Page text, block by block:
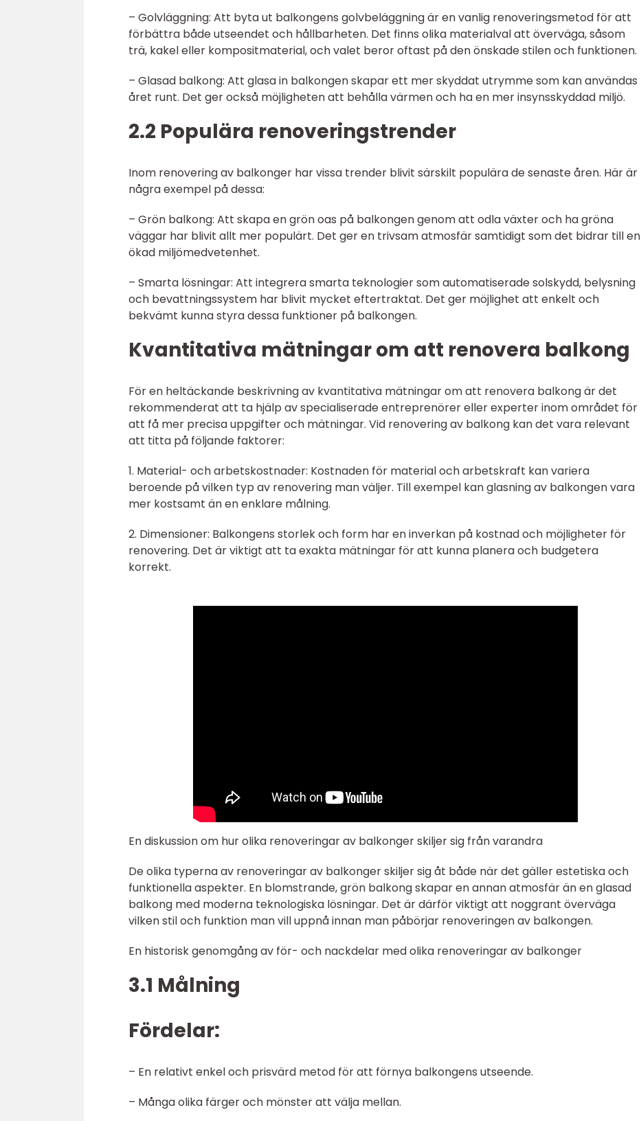
– Golvläggning: Att byta ut balkongens golvbeläggning är en vanlig renoveringsmetod för att
förbättra både utseendet och hållbarheten. Det finns olika materialval att överväga, såsom
trä, kakel eller kompositmaterial, och valet beror oftast på den önskade stilen och funktionen.
– Glasad balkong: Att glasa in balkongen skapar ett mer skyddat utrymme som kan användas
året runt. Det ger också möjligheten att behålla värmen och ha en mer insynsskyddad miljö.
2.2 Populära renoveringstrender
Inom renovering av balkonger har vissa trender blivit särskilt populära de senaste åren. Här är
några exempel på dessa:
– Grön balkong: Att skapa en grön oas på balkongen genom att odla växter och ha gröna
väggar har blivit allt mer populärt. Det ger en trivsam atmosfär samtidigt som det bidrar till en
ökad miljömedvetenhet.
– Smarta lösningar: Att integrera smarta teknologier som automatiserade solskydd, belysning
och bevattningssystem har blivit mycket eftertraktat. Det ger möjlighet att enkelt och
bekvämt kunna styra dessa funktioner på balkongen.
Kvantitativa mätningar om att renovera balkong
För en heltäckande beskrivning av kvantitativa mätningar om att renovera balkong är det
rekommenderat att ta hjälp av specialiserade entreprenörer eller experter inom området för
att få mer precisa uppgifter och mätningar. Vid renovering av balkong kan det vara relevant
att titta på följande faktorer:
1. Material- och arbetskostnader: Kostnaden för material och arbetskraft kan variera
beroende på vilken typ av renovering man väljer. Till exempel kan glasning av balkongen vara
mer kostsamt än en enklare målning.
2. Dimensioner: Balkongens storlek och form har en inverkan på kostnad och möjligheter för
renovering. Det är viktigt att ta exakta mätningar för att kunna planera och budgetera
korrekt.
En diskussion om hur olika renoveringar av balkonger skiljer sig från varandra
De olika typerna av renoveringar av balkonger skiljer sig åt både när det gäller estetiska och
funktionella aspekter. En blomstrande, grön balkong skapar en annan atmosfär än en glasad
balkong med moderna teknologiska lösningar. Det är därför viktigt att noggrant överväga
vilken stil och funktion man vill uppnå innan man påbörjar renoveringen av balkongen.
En historisk genomgång av för- och nackdelar med olika renoveringar av balkonger
3.1 Målning
Fördelar:
– En relativt enkel och prisvärd metod för att förnya balkongens utseende.
– Många olika färger och mönster att välja mellan.